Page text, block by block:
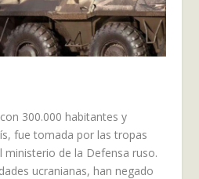
300.000 habitantes y
fue tomada por las tropas
de la Defensa ruso.
ucranianas, han negado